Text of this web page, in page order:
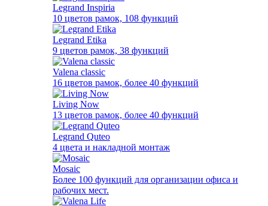
Legrand Inspiria
10 цветов рамок, 108 функций
Legrand Etika
9 цветов рамок, 38 функций
Valena classic
16 цветов рамок, более 40 функций
Living Now
13 цветов рамок, более 40 функций
Legrand Quteo
4 цвета и накладной монтаж
Mosaic
Более 100 функций для организации офиса и
рабочих мест.